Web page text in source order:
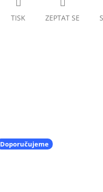
TISK ZEPTAT SE
Doporučujeme